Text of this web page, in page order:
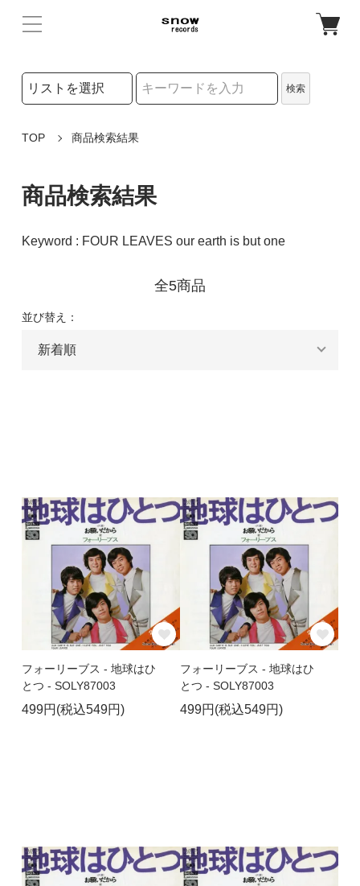
検索リストの選択
検索
TOP 商品検索結果
商品検索結果
Keyword : FOUR LEAVES our earth is but one
全5商品
並び替え：
フォーリーブス - 地球はひ
とつ - SOLY87003
499円(税込549円)
フォーリーブス - 地球はひ
とつ - SOLY87003
499円(税込549円)